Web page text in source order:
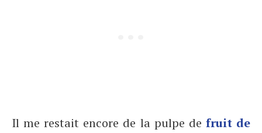
Il me restait encore de la pulpe de fruit de